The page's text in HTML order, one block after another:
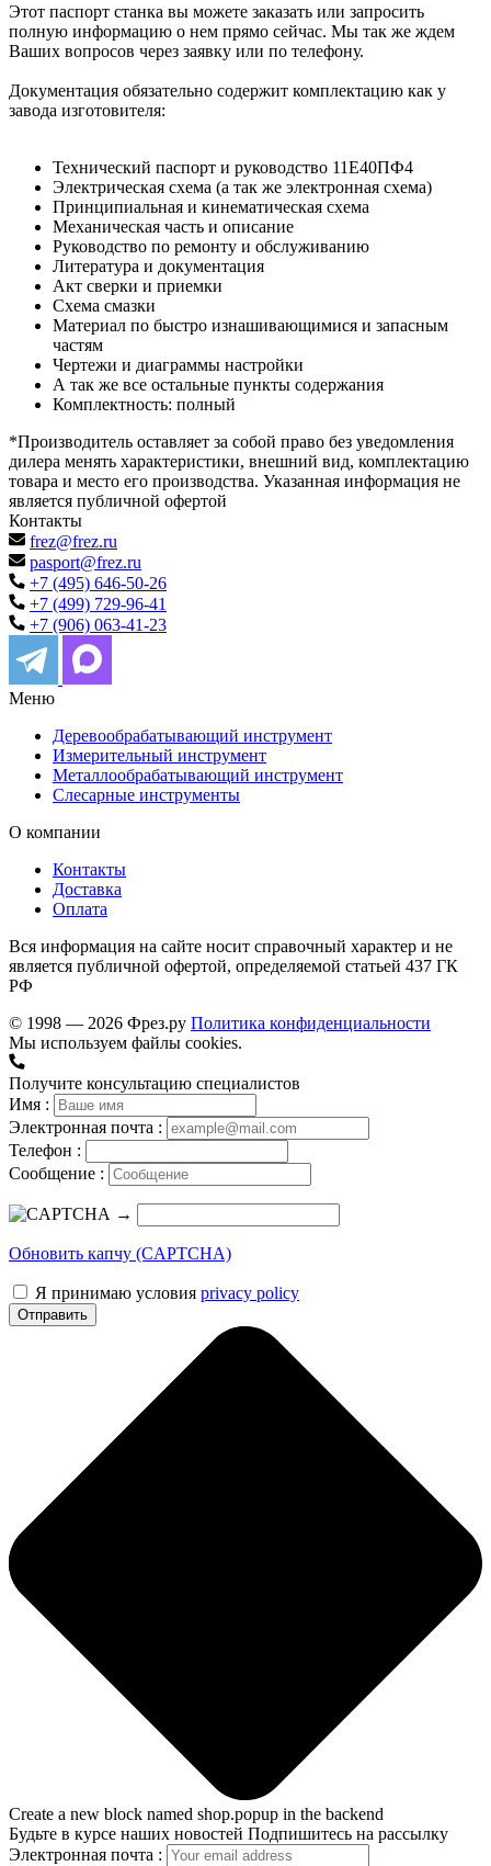
Этот паспорт станка вы можете заказать или запросить
полную информацию о нем прямо сейчас. Мы так же ждем
Ваших вопросов через заявку или по телефону.
Документация обязательно содержит комплектацию как у
завода изготовителя:
Технический паспорт и руководство 11Е40ПФ4
Электрическая схема (а так же электронная схема)
Принципиальная и кинематическая схема
Механическая часть и описание
Руководство по ремонту и обслуживанию
Литература и документация
Акт сверки и приемки
Схема смазки
Материал по быстро изнашивающимися и запасным
частям
Чертежи и диаграммы настройки
А так же все остальные пункты содержания
Комплектность: полный
*Производитель оставляет за собой право без уведомления
дилера менять характеристики, внешний вид, комплектацию
товара и место его производства. Указанная информация не
является публичной офертой
Контакты
frez@frez.ru
pasport@frez.ru
+7 (495) 646-50-26
+7 (499) 729-96-41
+7 (906) 063-41-23
Меню
Деревообрабатывающий инструмент
Измерительный инструмент
Металлообрабатывающий инструмент
Слесарные инструменты
О компании
Контакты
Доставка
Оплата
Вся информация на сайте носит справочный характер и не
является публичной офертой, определяемой статьей 437 ГК
РФ
© 1998 — 2026 Фрез.ру Политика конфиденциальности
Мы используем файлы cookies.
Получите консультацию специалистов
Имя :
Электронная почта :
Телефон :
Сообщение :
→
Обновить капчу (CAPTCHA)
Я принимаю условия privacy policy
Отправить
Create a new block named shop.popup in the backend
Будьте в курсе наших новостей Подпишитесь на рассылку
Электронная почта :